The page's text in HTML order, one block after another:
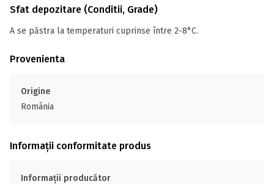
Sfat depozitare (Conditii, Grade)
A se păstra la temperaturi cuprinse între 2-8°C.
Provenienta
Origine
România
Informații conformitate produs
Informații producător